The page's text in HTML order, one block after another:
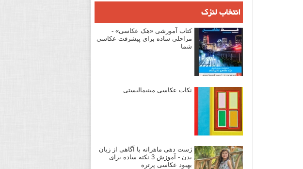
انتخاب لنزک
کتاب آموزشی «هک عکاسی» -
مراحلی ساده برای پیشرفت عکاسی
شما
نکات عکاسی مینیمالیستی
ژست دهی ماهرانه با آگاهی از زبان
بدن - آموزش 3 نکته ساده برای
بهبود عکاسی پرتره